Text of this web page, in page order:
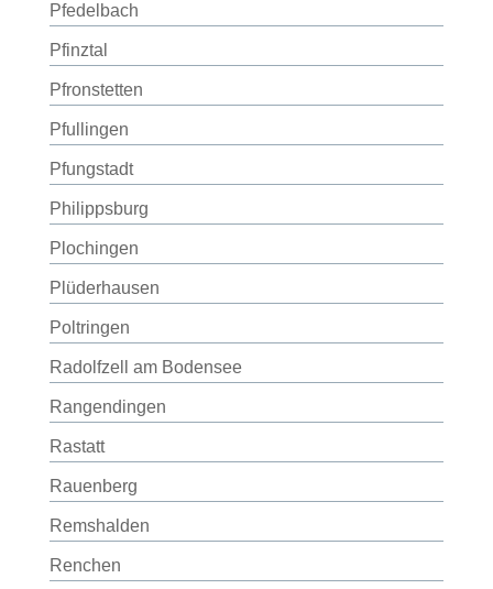
Pfedelbach
Pfinztal
Pfronstetten
Pfullingen
Pfungstadt
Philippsburg
Plochingen
Plüderhausen
Poltringen
Radolfzell am Bodensee
Rangendingen
Rastatt
Rauenberg
Remshalden
Renchen